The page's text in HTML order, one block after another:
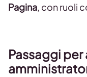
Pagina, con ruoli
Passaggi